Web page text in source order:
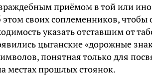
приёмом в той или
своих соплеменников, чтобы
указать отставшим от
цыганские «дорожные
понятная только для
местах прошлых стоянок.